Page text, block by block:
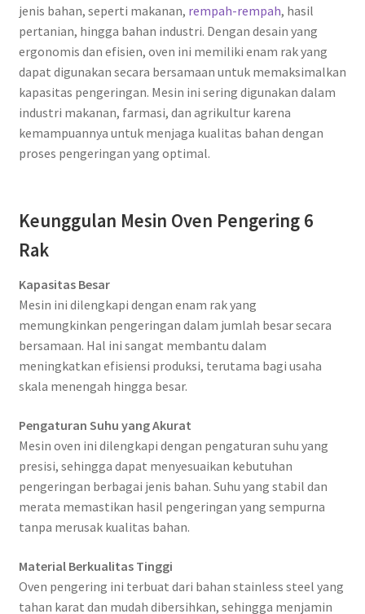
jenis bahan, seperti makanan, rempah-rempah, hasil
pertanian, hingga bahan industri. Dengan desain yang
ergonomis dan efisien, oven ini memiliki enam rak yang
dapat digunakan secara bersamaan untuk memaksimalkan
kapasitas pengeringan. Mesin ini sering digunakan dalam
industri makanan, farmasi, dan agrikultur karena
kemampuannya untuk menjaga kualitas bahan dengan
proses pengeringan yang optimal.
Keunggulan Mesin Oven Pengering 6
Rak
Kapasitas Besar
Mesin ini dilengkapi dengan enam rak yang
memungkinkan pengeringan dalam jumlah besar secara
bersamaan. Hal ini sangat membantu dalam
meningkatkan efisiensi produksi, terutama bagi usaha
skala menengah hingga besar.
Pengaturan Suhu yang Akurat
Mesin oven ini dilengkapi dengan pengaturan suhu yang
presisi, sehingga dapat menyesuaikan kebutuhan
pengeringan berbagai jenis bahan. Suhu yang stabil dan
merata memastikan hasil pengeringan yang sempurna
tanpa merusak kualitas bahan.
Material Berkualitas Tinggi
Oven pengering ini terbuat dari bahan stainless steel yang
tahan karat dan mudah dibersihkan, sehingga menjamin